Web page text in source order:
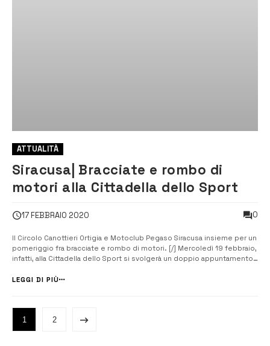
ATTUALITÀ
Siracusa| Bracciate e rombo di
motori alla Cittadella dello Sport
17 FEBBRAIO 2020 0
Il Circolo Canottieri Ortigia e Motoclub Pegaso Siracusa insieme per un
pomeriggio fra bracciate e rombo di motori. [/] Mercoledì 19 febbraio,
infatti, alla Cittadella dello Sport si svolgerà un doppio appuntamento
ritorno del campionato di A1 fra Ortigia e Sport Managment e ...
LEGGI DI PIÙ
1 2